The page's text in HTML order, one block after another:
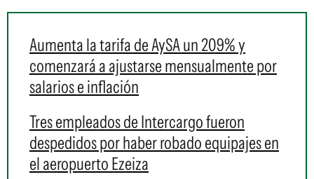
Aumenta la tarifa de AySA un 209% y
comenzará a ajustarse mensualmente por
salarios e inflación
Tres empleados de Intercargo fueron
despedidos por haber robado equipajes en
el aeropuerto Ezeiza